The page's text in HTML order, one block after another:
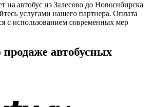
на автобус из Залесово до Новосибирска
услугами нашего партнера. Оплата
с использованием современных мер
автобусных